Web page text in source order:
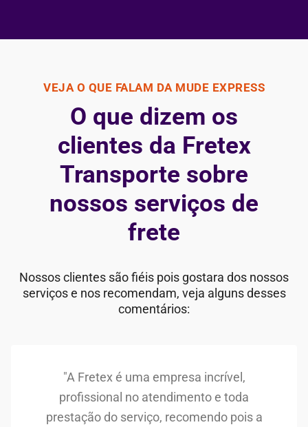
VEJA O QUE FALAM DA MUDE EXPRESS
O que dizem os
clientes da Fretex
Transporte sobre
nossos serviços de
frete
Nossos clientes são fiéis pois gostara dos nossos
serviços e nos recomendam, veja alguns desses
comentários:
"A Fretex é uma empresa incrível,
profissional no atendimento e toda
prestação do serviço, recomendo pois a